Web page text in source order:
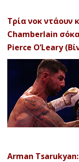
Τρία νοκ ντάουν
Chamberlain
Pierce O’Leary
Arman